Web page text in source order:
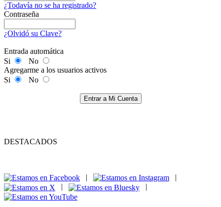
¿Todavía no se ha registrado?
Contraseña
¿Olvidó su Clave?
Entrada automática
Si
No
Agregarme a los usuarios activos
Si
No
Entrar a Mi Cuenta
DESTACADOS
|
|
|
|